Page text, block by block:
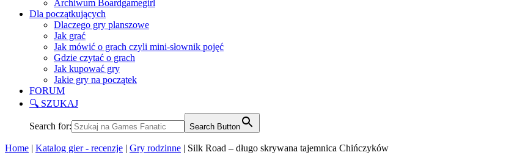
Archiwum Boardgamegirl
Dla początkujących
Dlaczego gry planszowe
Jak grać
Jak mówić o grach czyli mini-słownik pojęć
Gdzie czytać o grach
Jak kupować gry
Jakie gry na początek
FORUM
🔍 SZUKAJ
Search for: Search Button
Home | Katalog gier - recenzje | Gry rodzinne | Silk Road – długo skrywana tajemnica Chińczyków